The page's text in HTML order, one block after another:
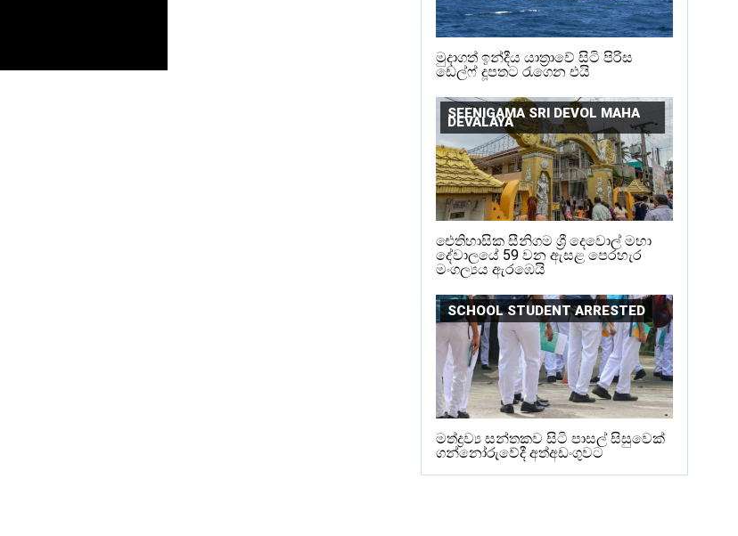
මුදාගත් ඉන්දීය යාත්‍රාවේ සිටි පිරිස
ඩෙල්ෆ් දූපතට රැගෙන එයි
SEENIGAMA SRI DEVOL MAHA
DEVALAYA
ඓතිහාසික සීනිගම ශ්‍රී දෙවොල් මහා
දේවාලයේ 59 වන ඇසළ පෙරහැර
මංගල්‍යය ඇරඹෙයි
SCHOOL STUDENT ARRESTED
මත්ද්‍රව්‍ය සන්තකව සිටි පාසල් සිසුවෙක්
ගන්නෝරුවේදී අත්අඩංගුවට